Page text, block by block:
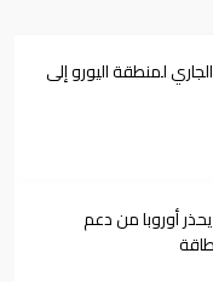
لمنطقة اليورو إلى
أوروبا من دعم